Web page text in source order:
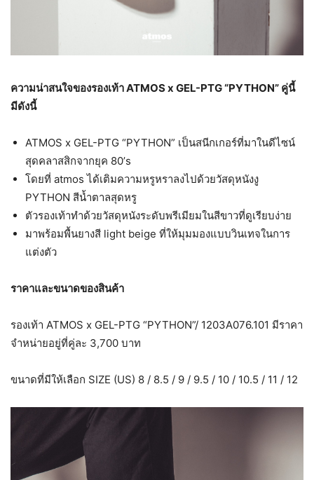
ความน่าสนใจของรองเท้าATMOS x GEL-PTG “PYTHON” คู่นี้
มีดังนี้
ATMOS x GEL-PTG “PYTHON” เป็นสนีกเกอร์ที่มาในดีไซน์
สุดคลาสสิกจากยุค 80’s
โดยที่ atmos ได้เติมความหรูหราลงไปด้วยวัสดุหนังงู
PYTHON สีน้ำตาลสุดหรู
ตัวรองเท้าทำด้วยวัสดุหนังระดับพรีเมียมในสีขาวที่ดูเรียบง่าย
มาพร้อมพื้นยางสี light beige ที่ให้มุมมองแบบวินเทจในการ
แต่งตัว
ราคาและขนาดของสินค้า
รองเท้า ATMOS x GEL-PTG “PYTHON”/ 1203A076.101 มีราคา
จำหน่ายอยู่ที่คู่ละ 3,700 บาท
ขนาดที่มีให้เลือก SIZE (US) 8 / 8.5 / 9 / 9.5 / 10 / 10.5 / 11 / 12